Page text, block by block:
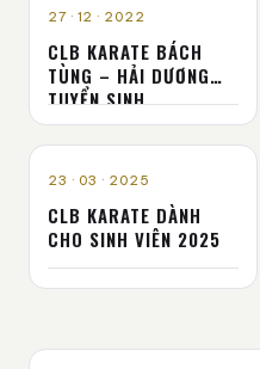
TUYỂN SINH
27 · 12 · 2022
CLB KARATE BÁCH
TÙNG – HẢI DƯƠNG
TUYỂN SINH
TUYỂN SINH
23 · 03 · 2025
CLB KARATE DÀNH
CHO SINH VIÊN 2025